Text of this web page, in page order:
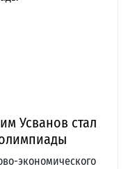
Усванов стал
экономического